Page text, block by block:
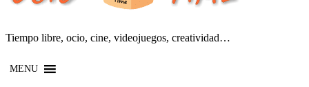
Tiempo libre, ocio, cine, videojuegos, creatividad…
MENU